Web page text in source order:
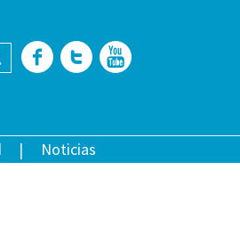
Buscar Facebook
Twitter
Noticias